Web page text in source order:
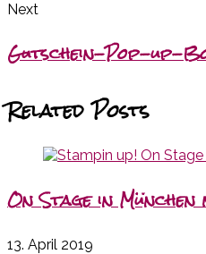
Next
Gutschein-Pop-up-
Related Posts
On Stage in
13. April 2019